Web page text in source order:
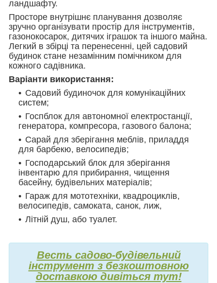
ландшафту.
Просторе внутрішнє планування дозволяє
зручно організувати простір для інструментів,
газонокосарок, дитячих іграшок та іншого майна.
Легкий в збірці та перенесенні, цей садовий
будинок стане незамінним помічником для
кожного садівника.
Варіанти використання:
Садовий будиночок для комунікаційних
систем;
Госпблок для автономної електростанції,
генератора, компресора, газового балона;
Сарай для зберігання меблів, приладдя
для барбекю, велосипедів;
Господарський блок для зберігання
інвентарю для прибирання, чищення
басейну, будівельних матеріалів;
Гараж для мототехніки, квадроциклів,
велосипедів, самоката, санок, лиж,
Літній душ, або туалет.
Весть садово-будівельний
інструмент з безкоштовною
доставкою дивіться тут!